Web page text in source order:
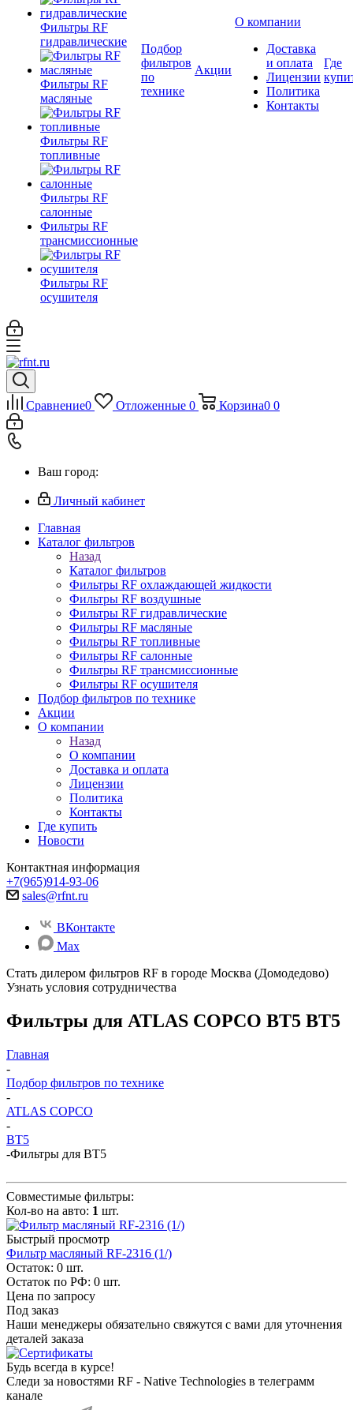
Фильтры RF
гидравлические
Фильтры RF
масляные
Фильтры RF
топливные
Фильтры RF
салонные
Фильтры RF
трансмиссионные
Фильтры RF
осушителя
Подбор
фильтров
по
технике
Акции
О компании
Доставка
и оплата
Лицензии
Политика
Контакты
Где
Сравнение0 Отложенные 0 Корзина0 0
Ваш город:
Личный кабинет
Главная
Каталог фильтров
Назад
Каталог фильтров
Фильтры RF охлаждающей жидкости
Фильтры RF воздушные
Фильтры RF гидравлические
Фильтры RF масляные
Фильтры RF топливные
Фильтры RF салонные
Фильтры RF трансмиссионные
Фильтры RF осушителя
Подбор фильтров по технике
Акции
О компании
Назад
О компании
Доставка и оплата
Лицензии
Политика
Контакты
Где купить
Новости
Контактная информация
+7(965)914-93-06
sales@rfnt.ru
ВКонтакте
Max
Стать дилером фильтров RF в городе Москва (Домодедово)
Узнать условия сотрудничества
Фильтры для ATLAS COPCO BT5 BT5
Главная
-
Подбор фильтров по технике
-
ATLAS COPCO
-
BT5
-Фильтры для BT5
Совместимые фильтры:
Кол-во на авто: 1 шт.
Быстрый просмотр
Фильтр масляный RF-2316 (1/)
Остаток: 0 шт.
Остаток по РФ: 0 шт.
Цена по запросу
Под заказ
Наши менеджеры обязательно свяжутся с вами для уточнения
деталей заказа
Будь всегда в курсе!
Следи за новостями RF - Native Technologies в телеграмм
канале